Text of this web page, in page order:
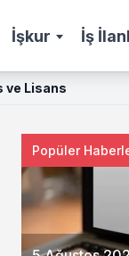
İşkur İş
ve Lisans
Popüler